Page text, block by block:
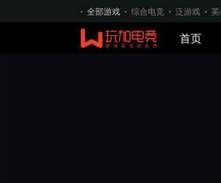
全部游戏 综合电竞 泛游戏
首页